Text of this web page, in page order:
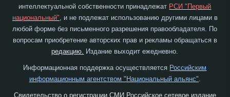
интеллектуальной собственности принадлежат РСИ "Первый
национальный", и не подлежат использованию другими лицами в
любой форме без письменного разрешения правообладателя. По
вопросам приобретение авторских прав и рекламы обращаться в
редакцию. Издание выходит ежедневно.
Информационная поддержка осуществляется Российским
информационным агентством "Национальный альянс"
Свидетельство о регистрации СМИ Российское сетевое издание